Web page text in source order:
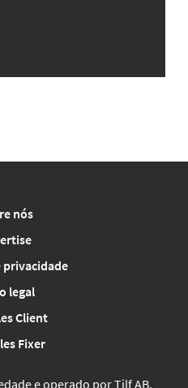
nós
privacidade
legal
Client
Fixer
e operado por Tilf AB,